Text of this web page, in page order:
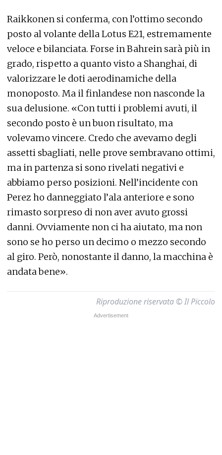
Raikkonen si conferma, con l’ottimo secondo
posto al volante della Lotus E21, estremamente
veloce e bilanciata. Forse in Bahrein sarà più in
grado, rispetto a quanto visto a Shanghai, di
valorizzare le doti aerodinamiche della
monoposto. Ma il finlandese non nasconde la
sua delusione. «Con tutti i problemi avuti, il
secondo posto è un buon risultato, ma
volevamo vincere. Credo che avevamo degli
assetti sbagliati, nelle prove sembravano ottimi,
ma in partenza si sono rivelati negativi e
abbiamo perso posizioni. Nell’incidente con
Perez ho danneggiato l’ala anteriore e sono
rimasto sorpreso di non aver avuto grossi
danni. Ovviamente non ci ha aiutato, ma non
sono se ho perso un decimo o mezzo secondo
al giro. Però, nonostante il danno, la macchina è
andata bene».
Riproduzione riservata © Il Piccolo